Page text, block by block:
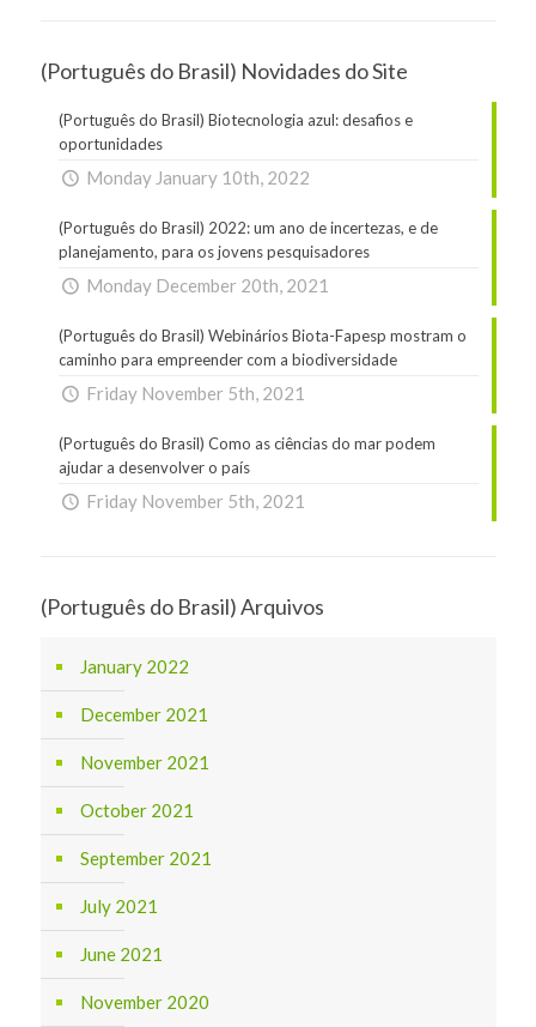
(Português do Brasil) Novidades do Site
(Português do Brasil) Biotecnologia azul: desafios e
oportunidades
Monday January 10th, 2022
(Português do Brasil) 2022: um ano de incertezas, e de
planejamento, para os jovens pesquisadores
Monday December 20th, 2021
(Português do Brasil) Webinários Biota-Fapesp mostram o
caminho para empreender com a biodiversidade
Friday November 5th, 2021
(Português do Brasil) Como as ciências do mar podem
ajudar a desenvolver o país
Friday November 5th, 2021
(Português do Brasil) Arquivos
January 2022
December 2021
November 2021
October 2021
September 2021
July 2021
June 2021
November 2020